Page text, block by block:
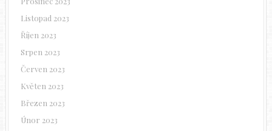
Listopad 2023
Říjen 2023
Srpen 2023
Červen 2023
Květen 2023
Březen 2023
Únor 2023